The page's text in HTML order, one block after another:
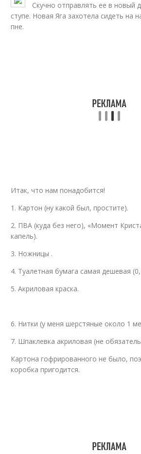
Скучно отправлять ее в новый
ступе. Новая Яга захотела сидеть на
пне.
Итак, что нам понадобится!
1. Картон (ну какой был, простите).
2. ПВА (куда без него), «Момент
капель).
3. Ножницы .
4. Туалетная бумага самая дешевая
5. Акриловая краска.
6. Нитки (у меня шерстяные около 1
7. Шпаклевка акриловая (не
Картона гофрированного не было,
коробка пригодится.